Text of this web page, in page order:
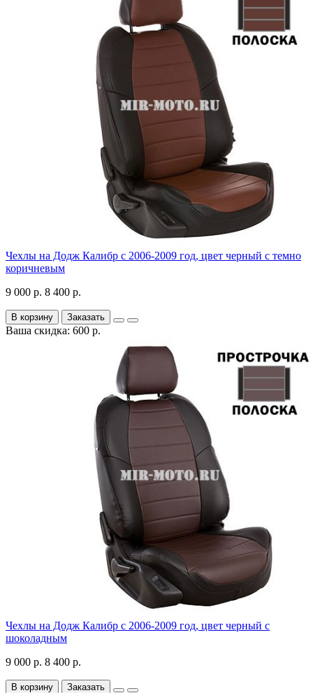
Чехлы на Додж Калибр с 2006-2009 год, цвет черный с темно
коричневым
9 000 р. 8 400 р.
В корзину Заказать
Ваша скидка: 600 р.
Чехлы на Додж Калибр с 2006-2009 год, цвет черный с
шоколадным
9 000 р. 8 400 р.
В корзину Заказать